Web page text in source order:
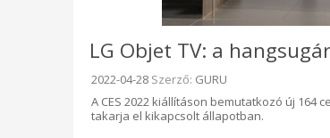
LG Objet TV: a
Beküldve:
2022-04-28 Szerző: GURU
A CES 2022 kiállításon bemutatkozó új 164
takarja el kikapcsolt állapotban.